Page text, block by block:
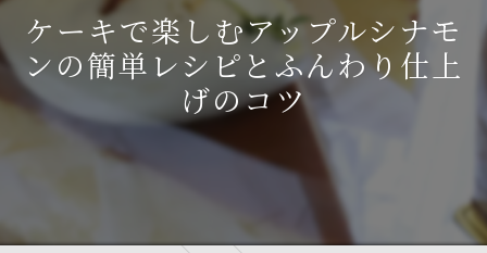
ケーキで楽しむアップルシナモ
ンの簡単レシピとふんわり仕上
げのコツ